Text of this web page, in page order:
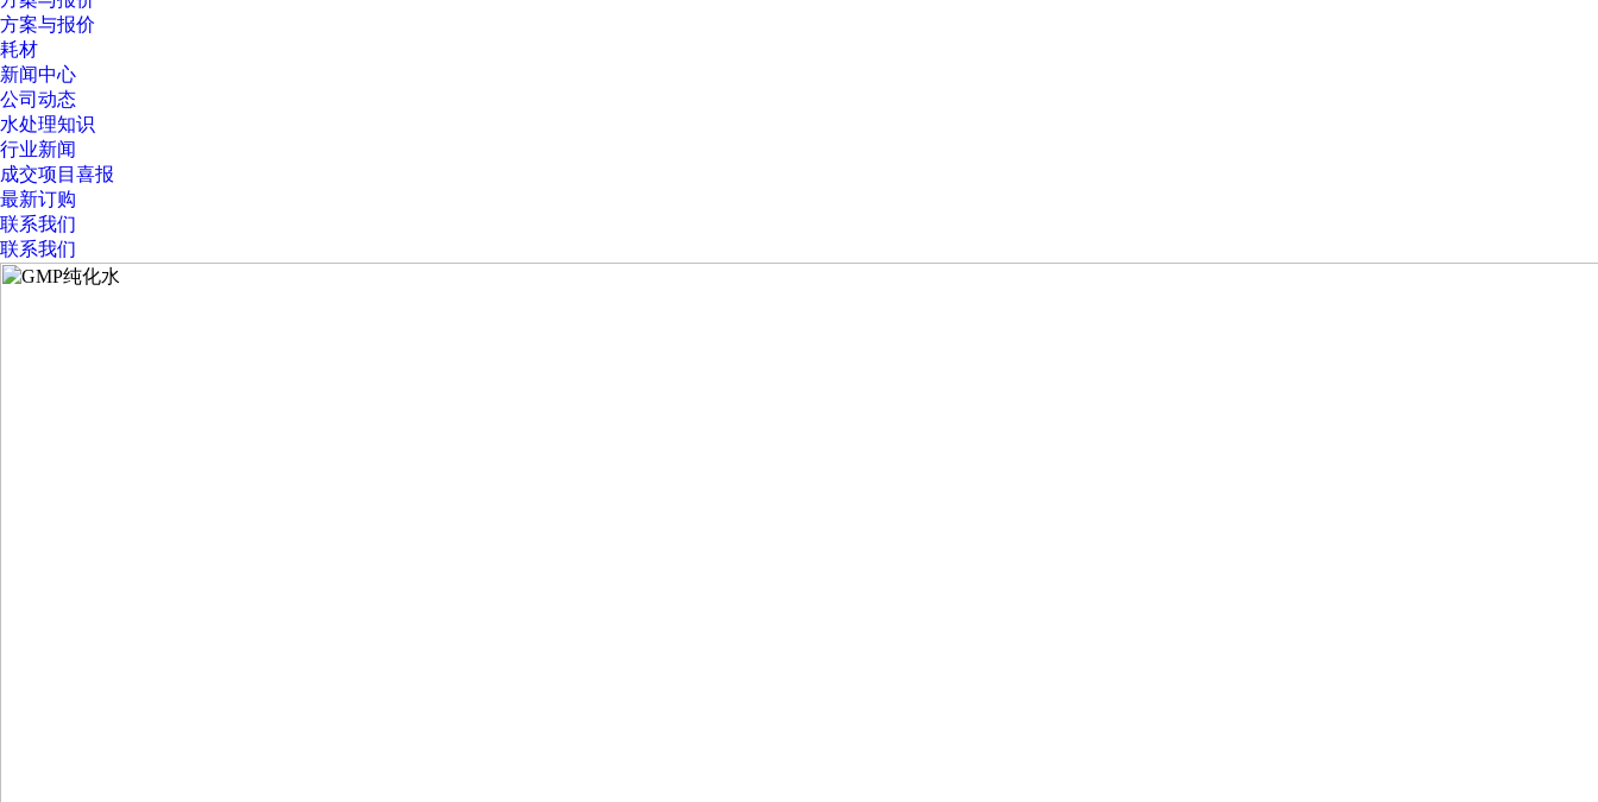
方案与报价
耗材
新闻中心
公司动态
水处理知识
行业新闻
成交项目喜报
最新订购
联系我们
联系我们